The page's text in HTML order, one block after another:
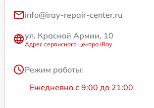
info@iray-repair-center.ru
ул. Красной Армии, 10
Адрес сервисного центра iRay
Режим работы:
Ежедневно с 9:00 до 21:00